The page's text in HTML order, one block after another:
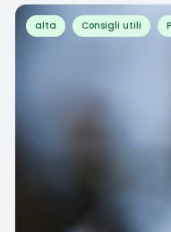
alta Consigli utili